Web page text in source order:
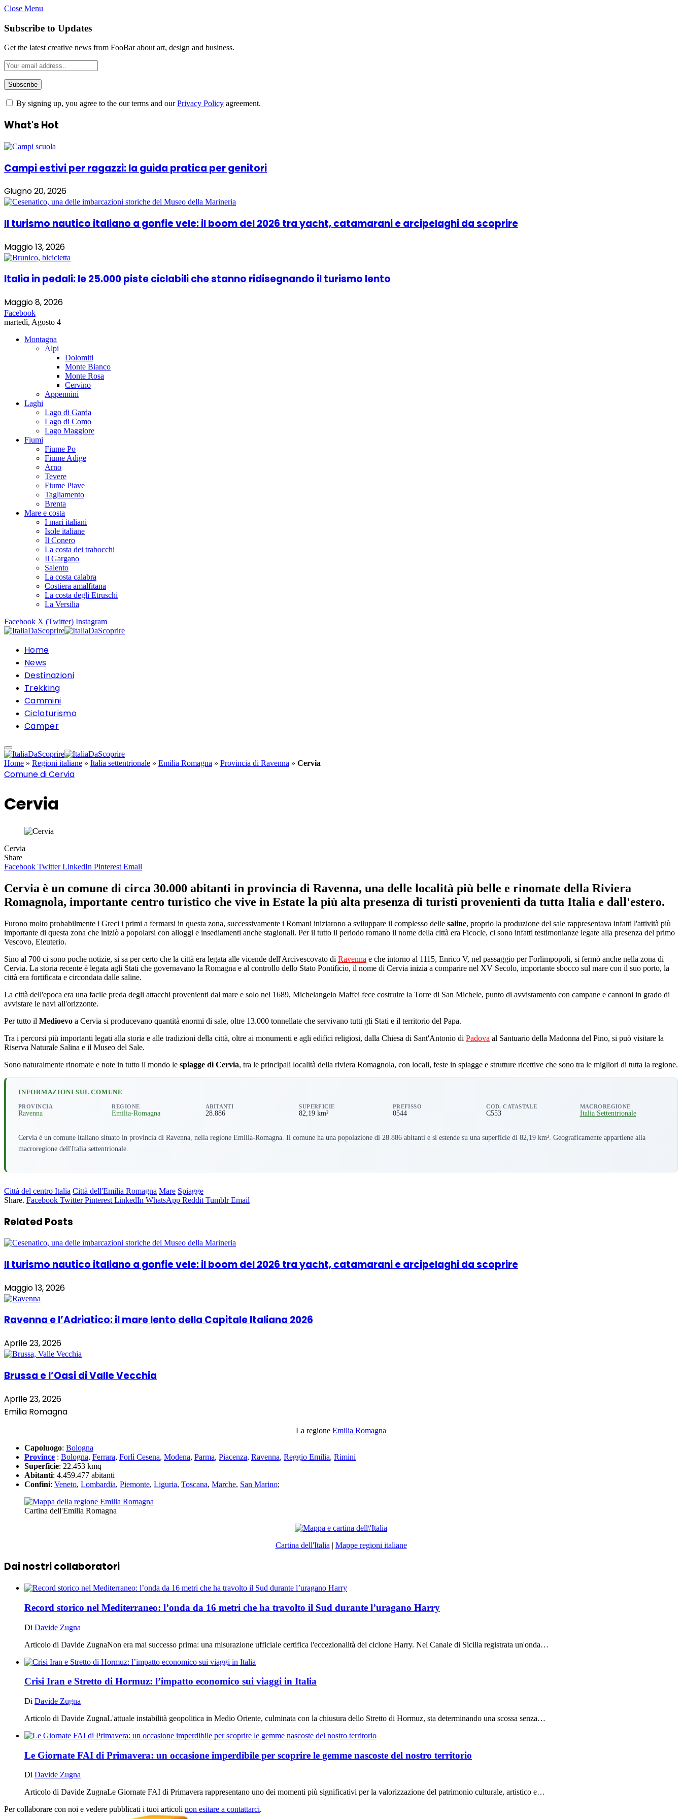
Close Menu
Subscribe to Updates
Get the latest creative news from FooBar about art, design and business.
By signing up, you agree to the our terms and ourPrivacy Policy agreement.
What's Hot
Campi estivi per ragazzi: la guida pratica per genitori
Giugno 20, 2026
Il turismo nautico italiano a gonfie vele: il boom del 2026 tra yacht, catamarani e arcipelaghi da scoprire
Maggio 13, 2026
Italia in pedali: le 25.000 piste ciclabili che stanno ridisegnando il turismo lento
Maggio 8, 2026
Facebook
martedì, Agosto 4
Montagna
Alpi
Dolomiti
Monte Bianco
Monte Rosa
Cervino
Appennini
Laghi
Lago di Garda
Lago di Como
Lago Maggiore
Fiumi
Fiume Po
Fiume Adige
Arno
Tevere
Fiume Piave
Tagliamento
Brenta
Mare e costa
I mari italiani
Isole italiane
Il Conero
La costa dei trabocchi
Il Gargano
Salento
La costa calabra
Costiera amalfitana
La costa degli Etruschi
La Versilia
Facebook X (Twitter) Instagram
Home
News
Destinazioni
Trekking
Cammini
Cicloturismo
Camper
Home » Regioni italiane » Italia settentrionale » Emilia Romagna » Provincia di Ravenna » Cervia
Comune di Cervia
Cervia
Cervia
Share
Facebook Twitter LinkedIn Pinterest Email
Cervia è un comune di circa 30.000 abitanti in provincia di Ravenna, una delle località più belle e rinomate della Riviera
Romagnola, importante centro turistico che vive in Estate la più alta presenza di turisti provenienti da tutta Italia e dall'estero.
Furono molto probabilmente i Greci i primi a fermarsi in questa zona, successivamente i Romani iniziarono a sviluppare il complesso delle saline, proprio la produzione del sale rappresentava infatti l'attività più
importante di questa zona che iniziò a popolarsi con alloggi e insediamenti anche stagionali. Per il tutto il periodo romano il nome della città era Ficocle, ci sono infatti testimonianze legate alla presenza del primo
Vescovo, Eleuterio.
Sino al 700 ci sono poche notizie, si sa per certo che la città era legata alle vicende dell'Arcivescovato di Ravenna e che intorno al 1115, Enrico V, nel passaggio per Forlimpopoli, si fermò anche nella zona di
Cervia. La storia recente è legata agli Stati che governavano la Romagna e al controllo dello Stato Pontificio, il nome di Cervia inizia a comparire nel XV Secolo, importante sbocco sul mare con il suo porto, la
città era fortificata e circondata dalle saline.
La città dell'epoca era una facile preda degli attacchi provenienti dal mare e solo nel 1689, Michelangelo Maffei fece costruire la Torre di San Michele, punto di avvistamento con campane e cannoni in grado di
avvistare le navi all'orizzonte.
Per tutto il Medioevo a Cervia si producevano quantità enormi di sale, oltre 13.000 tonnellate che servivano tutti gli Stati e il territorio del Papa.
Tra i percorsi più importanti legati alla storia e alle tradizioni della città, oltre ai monumenti e agli edifici religiosi, dalla Chiesa di Sant'Antonio di Padova al Santuario della Madonna del Pino, si può visitare la
Riserva Naturale Salina e il Museo del Sale.
Sono naturalmente rinomate e note in tutto il mondo le spiagge di Cervia, tra le principali località della riviera Romagnola, con locali, feste in spiagge e strutture ricettive che sono tra le migliori di tutta la regione.
INFORMAZIONI SUL COMUNE
PROVINCIA
Ravenna
REGIONE
Emilia-Romagna
ABITANTI
28.886
SUPERFICIE
82,19 km²
PREFISSO
0544
COD. CATASTALE
C553
MACROREGIONE
Italia Settentrionale
Cervia è un comune italiano situato in provincia di Ravenna, nella regione Emilia-Romagna. Il comune ha una popolazione di 28.886 abitanti e si estende su una superficie di 82,19 km². Geograficamente appartiene alla
macroregione dell'Italia settentrionale.
Città del centro Italia Città dell'Emilia Romagna Mare Spiagge
Share. Facebook Twitter Pinterest LinkedIn WhatsApp Reddit Tumblr Email
Related Posts
Il turismo nautico italiano a gonfie vele: il boom del 2026 tra yacht, catamarani e arcipelaghi da scoprire
Maggio 13, 2026
Ravenna e l’Adriatico: il mare lento della Capitale Italiana 2026
Aprile 23, 2026
Brussa e l’Oasi di Valle Vecchia
Aprile 23, 2026
Emilia Romagna
La regione Emilia Romagna
Capoluogo: Bologna
Province : Bologna, Ferrara, Forlì Cesena, Modena, Parma, Piacenza, Ravenna, Reggio Emilia, Rimini
Superficie: 22.453 kmq
Abitanti: 4.459.477 abitanti
Confini: Veneto, Lombardia, Piemonte, Liguria, Toscana, Marche, San Marino;
Cartina dell'Emilia Romagna
Cartina dell'Italia | Mappe regioni italiane
Dai nostri collaboratori
Record storico nel Mediterraneo: l’onda da 16 metri che ha travolto il Sud durante l’uragano Harry
Di Davide Zugna
Articolo di Davide ZugnaNon era mai successo prima: una misurazione ufficiale certifica l'eccezionalità del ciclone Harry. Nel Canale di Sicilia registrata un'onda…
Crisi Iran e Stretto di Hormuz: l’impatto economico sui viaggi in Italia
Di Davide Zugna
Articolo di Davide ZugnaL'attuale instabilità geopolitica in Medio Oriente, culminata con la chiusura dello Stretto di Hormuz, sta determinando una scossa senza…
Le Giornate FAI di Primavera: un occasione imperdibile per scoprire le gemme nascoste del nostro territorio
Di Davide Zugna
Articolo di Davide ZugnaLe Giornate FAI di Primavera rappresentano uno dei momenti più significativi per la valorizzazione del patrimonio culturale, artistico e…
Per collaborare con noi e vedere pubblicati i tuoi articoli non esitare a contattarci.